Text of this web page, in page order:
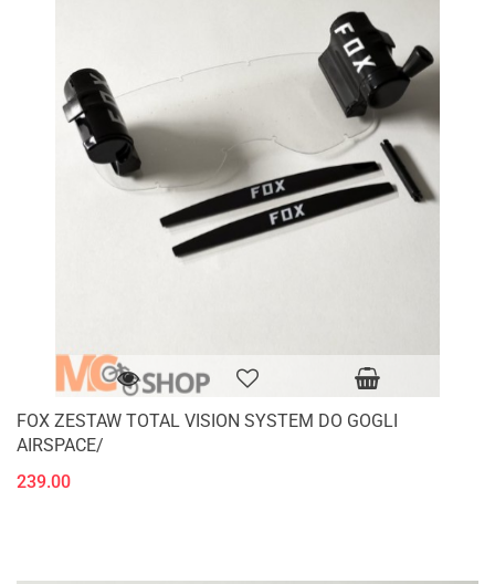
FOX ZESTAW TOTAL VISION SYSTEM DO GOGLI
AIRSPACE/
239.00